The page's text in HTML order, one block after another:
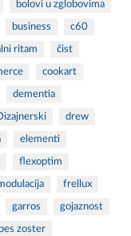
bolovi u zglobovima
business c60
ritam čist
cookart
dementia
drew
elementi
flexoptim
frellux
garros gojaznost
zoster